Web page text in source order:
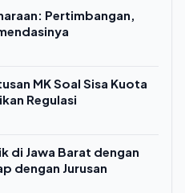
Pertimbangan,
MK Soal Sisa Kuota
Regulasi
di Jawa Barat dengan
dengan Jurusan